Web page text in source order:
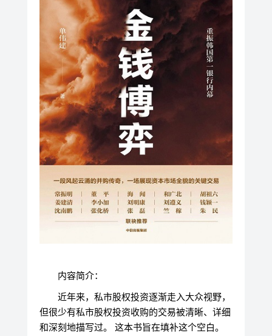
内容简介：
近年来，私市股权投资逐渐走入大众视野，
但很少有私市股权投资收购的交易被清晰、详细
和深刻地描写过。 这本书旨在填补这个空白。